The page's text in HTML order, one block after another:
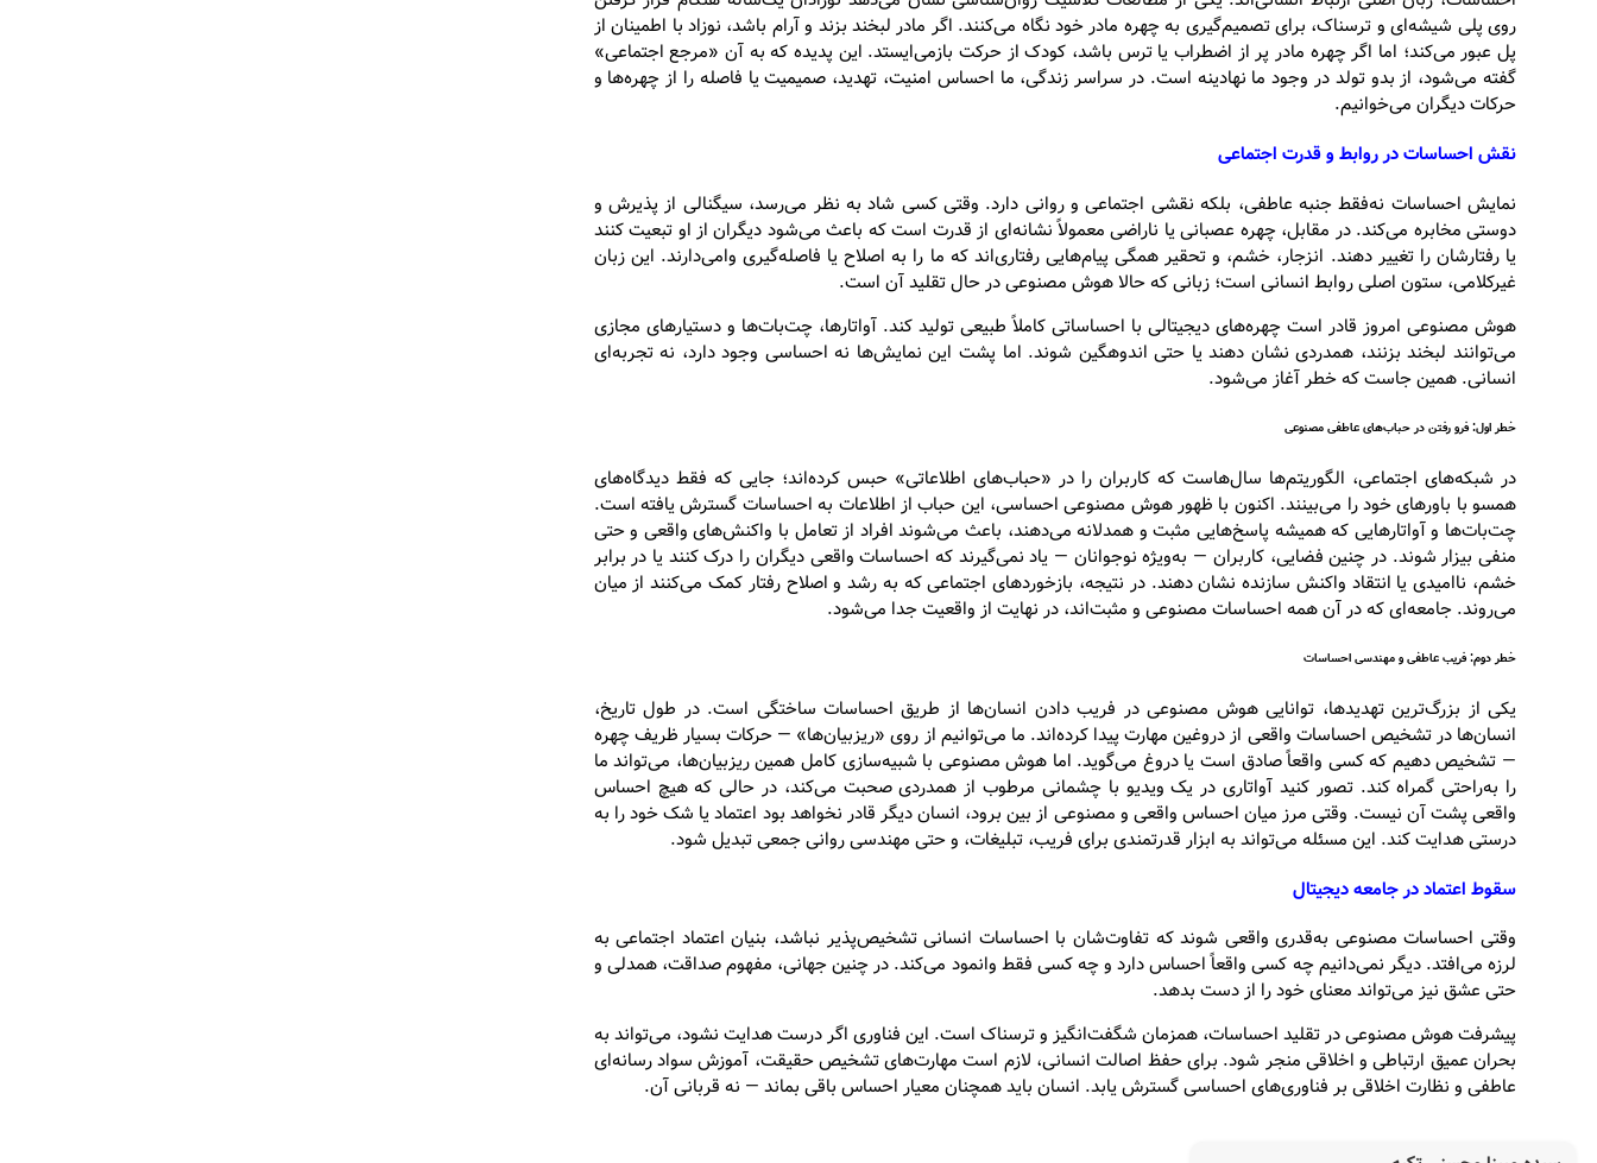
روی پلی شیشه‌ای و ترسناک، برای تصمیم‌گیری به چهره مادر خود نگاه می‌کنند. اگر مادر لبخند بزند و آرام باشد، نوزاد با اطمینان از
پل عبور می‌کند؛ اما اگر چهره مادر پر از اضطراب یا ترس باشد، کودک از حرکت بازمی‌ایستد. این پدیده که به آن «مرجع اجتماعی»
گفته می‌شود، از بدو تولد در وجود ما نهادینه است. در سراسر زندگی، ما احساس امنیت، تهدید، صمیمیت یا فاصله را از چهره‌ها و
حرکات دیگران می‌خوانیم.
نقش احساسات در روابط و قدرت اجتماعی
نمایش احساسات نه‌فقط جنبه عاطفی، بلکه نقشی اجتماعی و روانی دارد. وقتی کسی شاد به نظر می‌رسد، سیگنالی از پذیرش و
دوستی مخابره می‌کند. در مقابل، چهره عصبانی یا ناراضی معمولاً نشانه‌ای از قدرت است که باعث می‌شود دیگران از او تبعیت کنند
یا رفتارشان را تغییر دهند. انزجار، خشم، و تحقیر همگی پیام‌هایی رفتاری‌اند که ما را به اصلاح یا فاصله‌گیری وامی‌دارند. این زبان
غیرکلامی، ستون اصلی روابط انسانی است؛ زبانی که حالا هوش مصنوعی در حال تقلید آن است.
هوش مصنوعی امروز قادر است چهره‌های دیجیتالی با احساساتی کاملاً طبیعی تولید کند. آواتارها، چت‌بات‌ها و دستیارهای مجازی
می‌توانند لبخند بزنند، همدردی نشان دهند یا حتی اندوهگین شوند. اما پشت این نمایش‌ها نه احساسی وجود دارد، نه تجربه‌ای
انسانی. همین جاست که خطر آغاز می‌شود.
خطر اول: فرو رفتن در حباب‌های عاطفی مصنوعی
در شبکه‌های اجتماعی، الگوریتم‌ها سال‌هاست که کاربران را در «حباب‌های اطلاعاتی» حبس کرده‌اند؛ جایی که فقط دیدگاه‌های
همسو با باورهای خود را می‌بینند. اکنون با ظهور هوش مصنوعی احساسی، این حباب از اطلاعات به احساسات گسترش یافته است.
چت‌بات‌ها و آواتارهایی که همیشه پاسخ‌هایی مثبت و همدلانه می‌دهند، باعث می‌شوند افراد از تعامل با واکنش‌های واقعی و حتی
منفی بیزار شوند. در چنین فضایی، کاربران — به‌ویژه نوجوانان — یاد نمی‌گیرند که احساسات واقعی دیگران را درک کنند یا در برابر
خشم، ناامیدی یا انتقاد واکنش سازنده نشان دهند. در نتیجه، بازخوردهای اجتماعی که به رشد و اصلاح رفتار کمک می‌کنند از میان
می‌روند. جامعه‌ای که در آن همه احساسات مصنوعی و مثبت‌اند، در نهایت از واقعیت جدا می‌شود.
خطر دوم: فریب عاطفی و مهندسی احساسات
یکی از بزرگ‌ترین تهدیدها، توانایی هوش مصنوعی در فریب دادن انسان‌ها از طریق احساسات ساختگی است. در طول تاریخ،
انسان‌ها در تشخیص احساسات واقعی از دروغین مهارت پیدا کرده‌اند. ما می‌توانیم از روی «ریزبیان‌ها» — حرکات بسیار ظریف چهره
— تشخیص دهیم که کسی واقعاً صادق است یا دروغ می‌گوید. اما هوش مصنوعی با شبیه‌سازی کامل همین ریزبیان‌ها، می‌تواند ما
را به‌راحتی گمراه کند. تصور کنید آواتاری در یک ویدیو با چشمانی مرطوب از همدردی صحبت می‌کند، در حالی که هیچ احساس
واقعی پشت آن نیست. وقتی مرز میان احساس واقعی و مصنوعی از بین برود، انسان دیگر قادر نخواهد بود اعتماد یا شک خود را به
درستی هدایت کند. این مسئله می‌تواند به ابزار قدرتمندی برای فریب، تبلیغات، و حتی مهندسی روانی جمعی تبدیل شود.
سقوط اعتماد در جامعه دیجیتال
وقتی احساسات مصنوعی به‌قدری واقعی شوند که تفاوت‌شان با احساسات انسانی تشخیص‌پذیر نباشد، بنیان اعتماد اجتماعی به
لرزه می‌افتد. دیگر نمی‌دانیم چه کسی واقعاً احساس دارد و چه کسی فقط وانمود می‌کند. در چنین جهانی، مفهوم صداقت، همدلی و
حتی عشق نیز می‌تواند معنای خود را از دست بدهد.
پیشرفت هوش مصنوعی در تقلید احساسات، همزمان شگفت‌انگیز و ترسناک است. این فناوری اگر درست هدایت نشود، می‌تواند به
بحران عمیق ارتباطی و اخلاقی منجر شود. برای حفظ اصالت انسانی، لازم است مهارت‌های تشخیص حقیقت، آموزش سواد رسانه‌ای
عاطفی و نظارت اخلاقی بر فناوری‌های احساسی گسترش یابد. انسان باید همچنان معیار احساس باقی بماند — نه قربانی آن.